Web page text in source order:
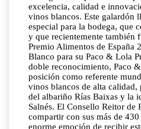
excelencia, calidad e
vinos blancos. Este galardón
especial para la bodega, que
y que recientemente también
Premio Alimentos de España
Blanco para su Paco & Lola
doble reconocimiento, Paco
posición como referente
vinos blancos de alta calidad,
del albariño Rías Baixas y la
Salnés. El Consello Reitor de
compartir con sus más de
enorme emoción de recibir